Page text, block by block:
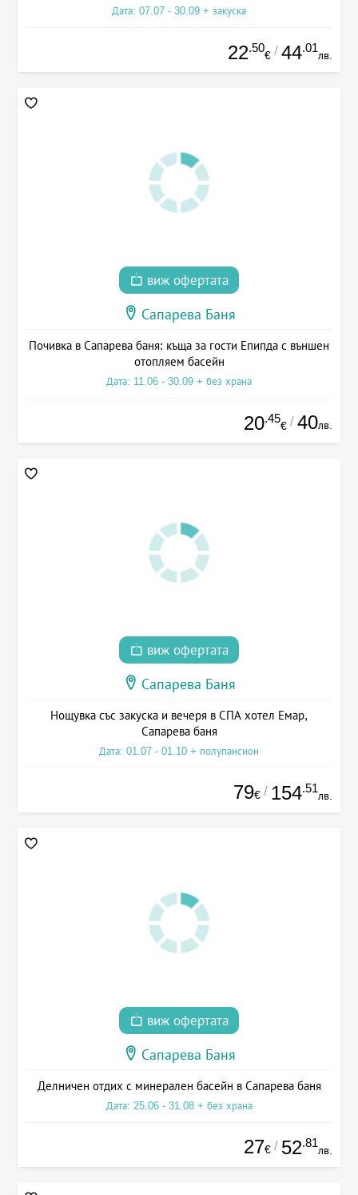
Дата: 07.07 - 30.09 + закуска
22.50
€ / 44.01
лв.
виж офертата
Сапарева Баня
Почивка в Сапарева баня: къща за гости Епипда с външен
отопляем басейн
Дата: 11.06 - 30.09 + без храна
20.45
€ / 40лв.
виж офертата
Сапарева Баня
Нощувка със закуска и вечеря в СПА хотел Емар,
Сапарева баня
Дата: 01.07 - 01.10 + полупансион
79€ / 154.51
лв.
виж офертата
Сапарева Баня
Делничен отдих с минерален басейн в Сапарева баня
Дата: 25.06 - 31.08 + без храна
27€ / 52.81
лв.